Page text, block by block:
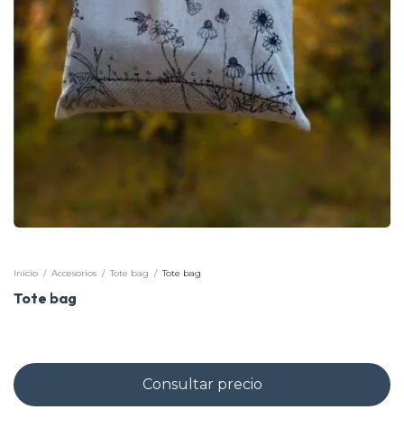
Inicio / Accesorios / Tote bag / Tote bag
Tote bag